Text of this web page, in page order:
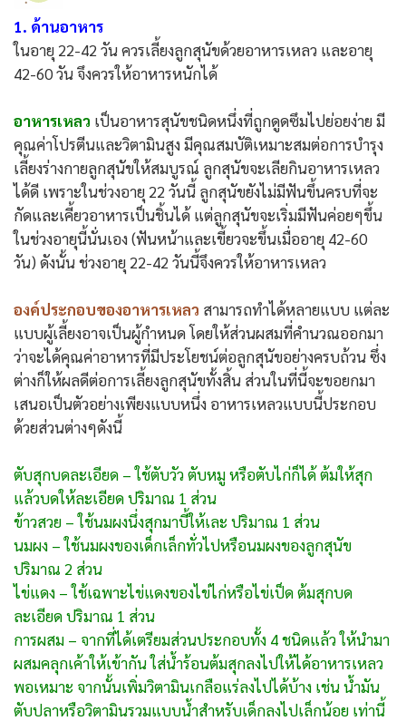
1. ด้านอาหาร
ในอายุ 22-42 วัน ควรเลี้ยงลูกสุนัขด้วยอาหารเหลว และอายุ
42-60 วัน จึงควรให้อาหารหนักได้
อาหารเหลว เป็นอาหารสุนัขชนิดหนึ่งที่ถูกดูดซึมไปย่อยง่าย มี
คุณค่าโปรตีนและวิตามินสูง มีคุณสมบัติเหมาะสมต่อการบำรุง
เลี้ยงร่างกายลูกสุนัขให้สมบูรณ์ ลูกสุนัขจะเลียกินอาหารเหลว
ได้ดี เพราะในช่วงอายุ 22 วันนี้ ลูกสุนัขยังไม่มีฟันขึ้นครบที่จะ
กัดและเคี้ยวอาหารเป็นชิ้นได้ แต่ลูกสุนัขจะเริ่มมีฟันค่อยๆขึ้น
ในช่วงอายุนี้นั่นเอง (ฟันหน้าและเขี้ยวจะขึ้นเมื่ออายุ 42-60
วัน) ดังนั้น ช่วงอายุ 22-42 วันนี้จึงควรให้อาหารเหลว
องค์ประกอบของอาหารเหลว สามารถทำได้หลายแบบ แต่ละ
แบบผู้เลี้ยงอาจเป็นผู้กำหนด โดยให้ส่วนผสมที่คำนวณออกมา
ว่าจะได้คุณค่าอาหารที่มีประโยชน์ต่อลูกสุนัขอย่างครบถ้วน ซึ่ง
ต่างก็ให้ผลดีต่อการเลี้ยงลูกสุนัขทั้งสิ้น ส่วนในที่นี้จะขอยกมา
เสนอเป็นตัวอย่างเพียงแบบหนึ่ง อาหารเหลวแบบนี้ประกอบ
ด้วยส่วนต่างๆดังนี้
ตับสุกบดละเอียด – ใช้ตับวัว ตับหมู หรือตับไก่ก็ได้ ต้มให้สุก
แล้วบดให้ละเอียด ปริมาณ 1 ส่วน
ข้าวสวย – ใช้นมผงนึ่งสุกมาบี้ให้เละ ปริมาณ 1 ส่วน
นมผง – ใช้นมผงของเด็กเล็กทั่วไปหรือนมผงของลูกสุนัข
ปริมาณ 2 ส่วน
ไข่แดง – ใช้เฉพาะไข่แดงของไข่ไก่หรือไข่เป็ด ต้มสุกบด
ละเอียด ปริมาณ 1 ส่วน
การผสม – จากที่ได้เตรียมส่วนประกอบทั้ง 4 ชนิดแล้ว ให้นำมา
ผสมคลุกเค้าให้เข้ากัน ใส่น้ำร้อนต้มสุกลงไปให้ได้อาหารเหลว
พอเหมาะ จากนั้นเพิ่มวิตามินเกลือแร่ลงไปได้บ้าง เช่น น้ำมัน
ตับปลาหรือวิตามินรวมแบบน้ำสำหรับเด็กลงไปเล็กน้อย เท่านี้